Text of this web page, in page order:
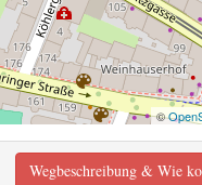
©
Wegbeschreibung & Wie